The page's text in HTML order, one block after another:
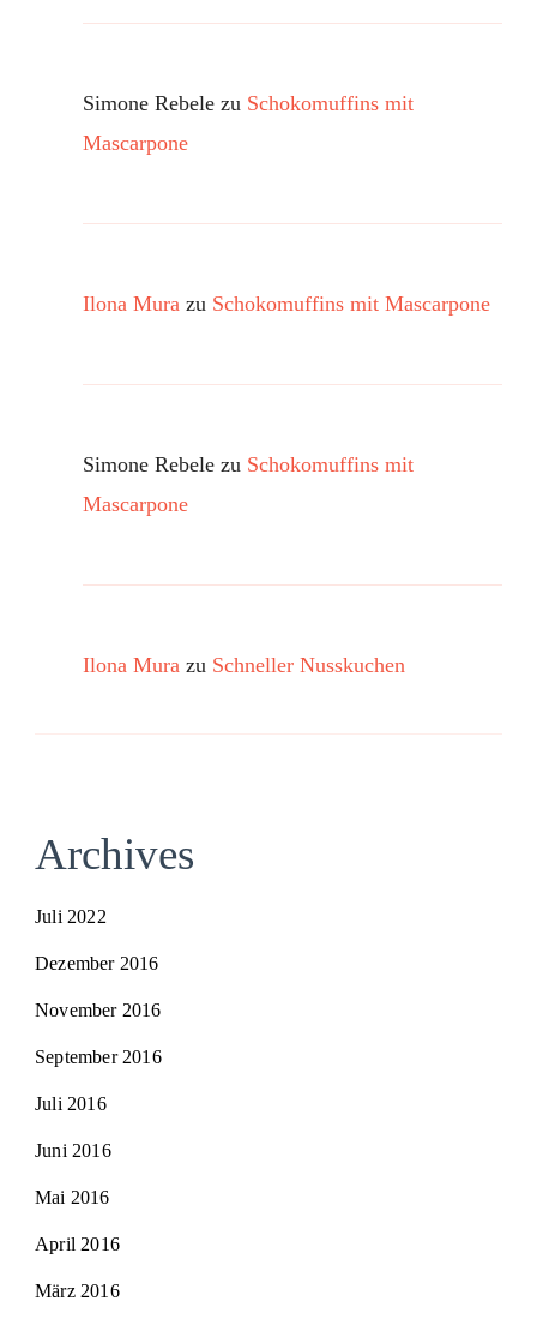
Simone Rebele zu Schokomuffins mit
Mascarpone
Ilona Mura zu Schokomuffins mit Mascarpone
Simone Rebele zu Schokomuffins mit
Mascarpone
Ilona Mura zu Schneller Nusskuchen
Archives
Juli 2022
Dezember 2016
November 2016
September 2016
Juli 2016
Juni 2016
Mai 2016
April 2016
März 2016